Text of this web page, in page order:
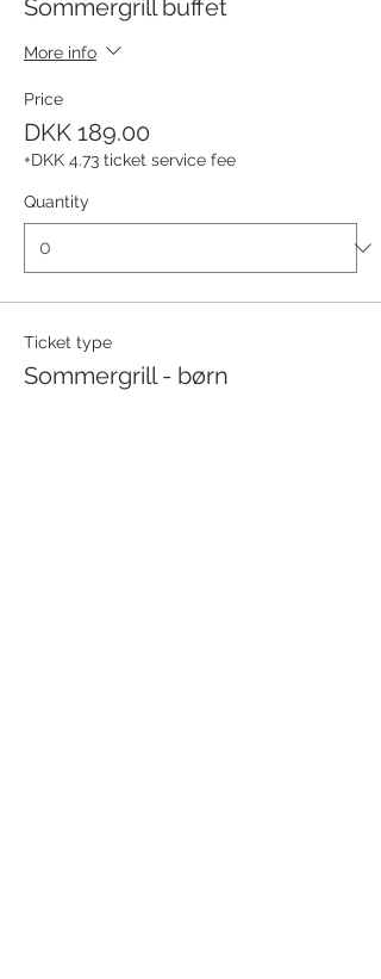
Sommergrill buffet
More info
Price
DKK 189.00
+DKK 4.73 ticket service fee
Quantity
Ticket type
Sommergrill - børn